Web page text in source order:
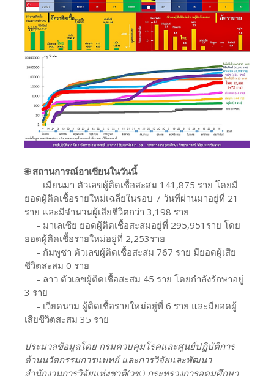
🌐สถานการณ์อาเซียนในวันนี้
- เมียนมา ตัวเลขผู้ติดเชื้อสะสม 141,875 ราย โดยมี
ยอดผู้ติดเชื้อรายใหม่เฉลี่ยในรอบ 7 วันที่ผ่านมาอยู่ที่ 21
ราย และมีจำนวนผู้เสียชีวิตกว่า 3,198 ราย
- มาเลเซีย ยอดผู้ติดเชื้อสะสมอยู่ที่ 295,951ราย โดย
ยอดผู้ติดเชื้อรายใหม่อยู่ที่ 2,253ราย
- กัมพูชา ตัวเลขผู้ติดเชื้อสะสม 767 ราย มียอดผู้เสีย
ชีวิตสะสม 0 ราย
- ลาว ตัวเลขผู้ติดเชื้อสะสม 45 ราย โดยกำลังรักษาอยู่
3 ราย
- เวียดนาม ผู้ติดเชื้อรายใหม่อยู่ที่ 6 ราย และมียอดผู้
เสียชีวิตสะสม 35 ราย
ประมวลข้อมูลโดย กรมควบคุมโรคและศูนย์ปฏิบัติการ
ด้านนวัตกรรมการแพทย์ และการวิจัยและพัฒนา
สำนักงานการวิจัยแห่งชาติ(วช.) กระทรวงการอุดมศึกษา